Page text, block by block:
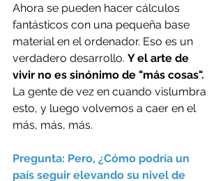
Ahora se pueden hacer cálculos
fantásticos con una pequeña base
material en el ordenador. Eso es un
verdadero desarrollo. Y el arte de
vivir no es sinónimo de "más cosas".
La gente de vez en cuando vislumbra
esto, y luego volvemos a caer en el
más, más, más.
Pregunta: Pero, ¿Cómo podría un
país seguir elevando su nivel de